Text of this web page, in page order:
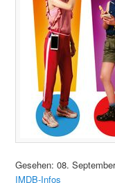
Gesehen: 08.
IMDB-Infos